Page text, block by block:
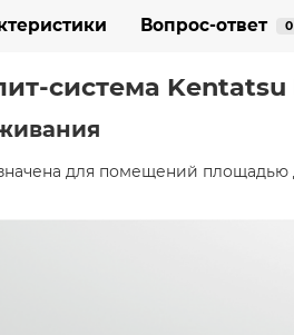
Вопрос-ответ 0
система Kentatsu
для помещений